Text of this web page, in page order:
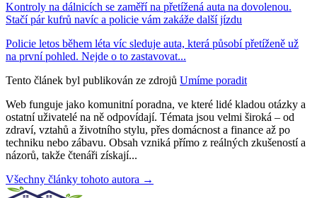
Kontroly na dálnicích se zaměří na přetížená auta na dovolenou.
Stačí pár kufrů navíc a policie vám zakáže další jízdu
Policie letos během léta víc sleduje auta, která působí přetíženě už
na první pohled. Nejde o to zastavovat...
Tento článek byl publikován ze zdrojů Umíme poradit
Web funguje jako komunitní poradna, ve které lidé kladou otázky a
ostatní uživatelé na ně odpovídají. Témata jsou velmi široká – od
zdraví, vztahů a životního stylu, přes domácnost a finance až po
techniku nebo zábavu. Obsah vzniká přímo z reálných zkušeností a
názorů, takže čtenáři získají...
Všechny články tohoto autora →